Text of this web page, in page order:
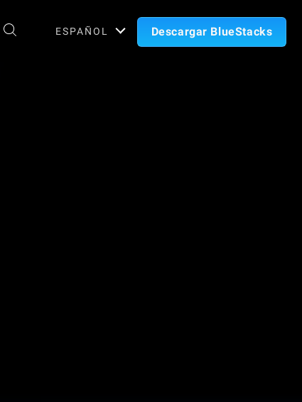
ESPAÑOL Descargar BlueStacks